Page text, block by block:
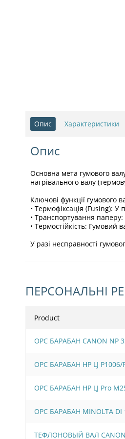
Опис Характеристики
Опис
Основна мета гумового
нагрівального валу
Ключові функції гумового
• Термофіксація (Fusing):
• Транспортування
• Термостійкість: Гумовий
У разі несправності
ПЕРСОНАЛЬНІ
Product
OPC БАРАБАН CANON NP
OPC БАРАБАН HP LJ
OPC БАРАБАН HP LJ Pro
OPC БАРАБАН MINOLTA DI
ТЕФЛОНОВЫЙ ВАЛ CANON